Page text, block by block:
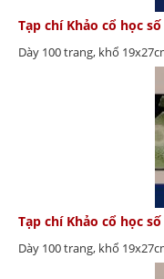
Tạp chí Khảo cổ học số
Dày 100 trang, khổ
Tạp chí Khảo cổ học số
Dày 100 trang, khổ